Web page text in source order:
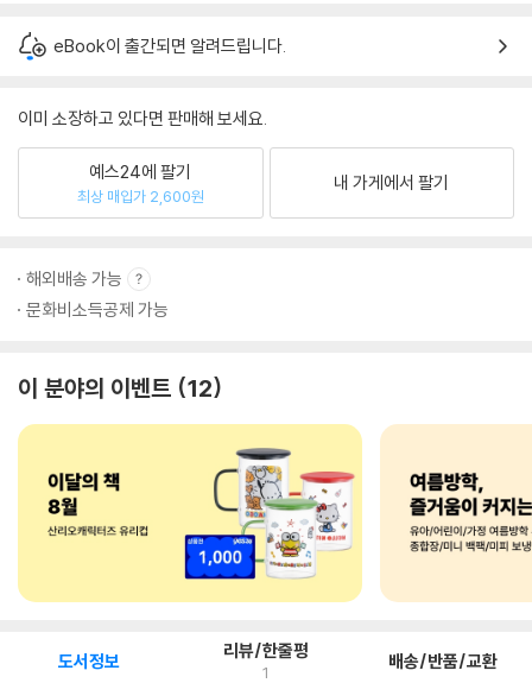
eBook이 출간되면 알려드립니다.
이미 소장하고 있다면 판매해 보세요.
예스24에 팔기
최상 매입가 2,600원
내 가게에서 팔기
해외배송 가능
문화비소득공제 가능
이 분야의 이벤트 12
도서정보 리뷰/한줄평
1 배송/반품/교환